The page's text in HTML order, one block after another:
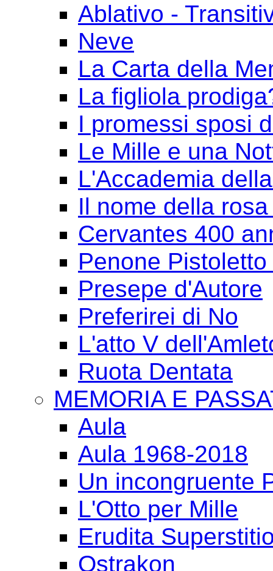
Ablativo -
Neve
La Carta della
La figliola
I promessi sposi
Le Mille e una
L'Accademia
Il nome della
Cervantes 400
Penone
Presepe d'Autore
Preferirei di No
L'atto V
Ruota Dentata
MEMORIA E
Aula
Aula 1968-2018
Un incongruente
L'Otto per Mille
Erudita
Ostrakon